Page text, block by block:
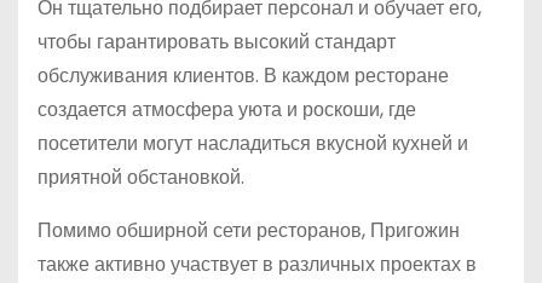
Он тщательно подбирает персонал и обучает его,
чтобы гарантировать высокий стандарт
обслуживания клиентов. В каждом ресторане
создается атмосфера уюта и роскоши, где
посетители могут насладиться вкусной кухней и
приятной обстановкой.
Помимо обширной сети ресторанов, Пригожин
также активно участвует в различных проектах в